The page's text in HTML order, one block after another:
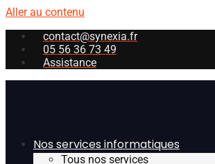
Aller au contenu
contact@synexia.fr
05 56 36 73 49
Assistance
Nos services informatiques
Tous nos services